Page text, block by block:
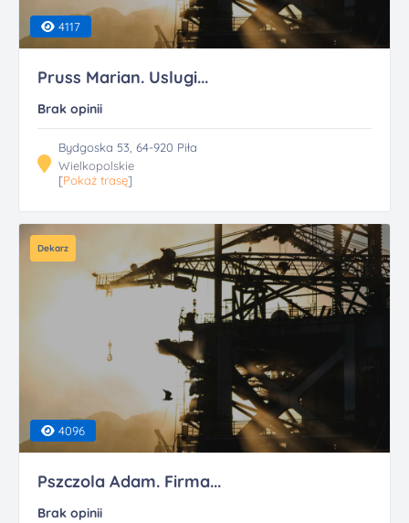
4117
Pruss Marian. Uslugi...
Brak opinii
Bydgoska 53, 64-920 Piła
Wielkopolskie
[Pokaż trasę]
Dekarz
4096
Pszczola Adam. Firma...
Brak opinii